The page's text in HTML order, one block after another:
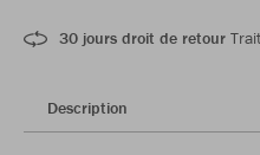
30 jours droit de retour
Description